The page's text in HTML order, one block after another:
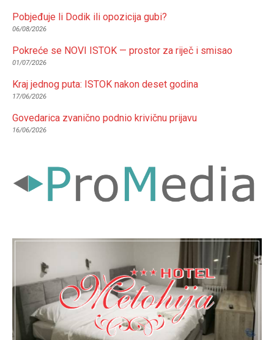
Pobjeđuje li Dodik ili opozicija gubi?
06/08/2026
Pokreće se NOVI ISTOK — prostor za riječ i smisao
01/07/2026
Kraj jednog puta: ISTOK nakon deset godina
17/06/2026
Govedarica zvanično podnio krivičnu prijavu
16/06/2026